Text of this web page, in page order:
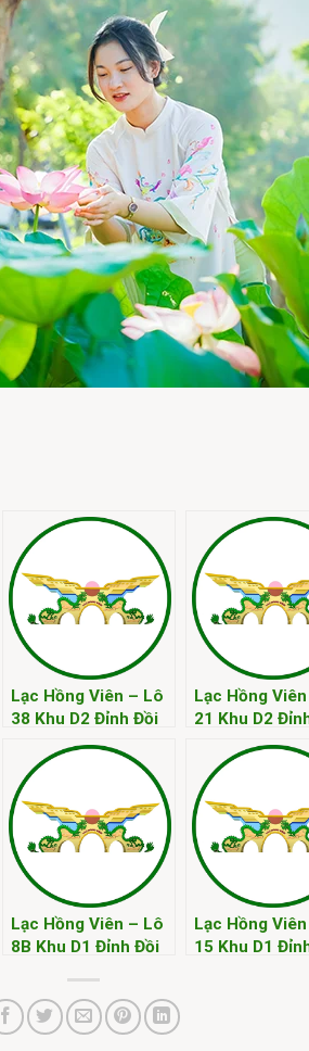
Lạc Hồng Viên – Lô
38 Khu D2 Đỉnh Đồi
Lạc Hồng
21 Khu D2
Lạc Hồng Viên – Lô
8B Khu D1 Đỉnh Đồi
Lạc Hồng
15 Khu D1